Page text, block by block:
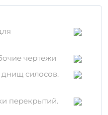
из
При
чертежи
днищ силосов.
перекрытий.